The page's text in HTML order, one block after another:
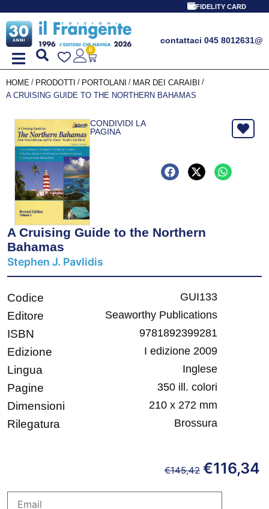
FIDELITY CARD
contattaci 045 8012631@
0
HOME / PRODOTTI / PORTOLANI / MAR DEI CARAIBI /
A CRUISING GUIDE TO THE NORTHERN BAHAMAS
CONDIVIDI LA
PAGINA
A Cruising Guide to the Northern
Bahamas
Stephen J. Pavlidis
Codice GUI133
Editore Seaworthy Publications
ISBN 9781892399281
Edizione I edizione 2009
Lingua Inglese
Pagine 350 ill. colori
Dimensioni 210 x 272 mm
Rilegatura Brossura
€145,42 €116,34